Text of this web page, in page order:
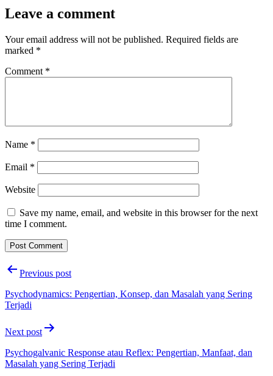
Leave a comment
Your email address will not be published. Required fields are
marked *
Comment *
Name *
Email *
Website
Save my name, email, and website in this browser for the next
time I comment.
PostPrevious post
Psychodynamics: Pengertian, Konsep, dan Masalah yang Sering
Terjadi
Next post
Psychogalvanic Response atau Reflex: Pengertian, Manfaat, dan
Masalah yang Sering Terjadi